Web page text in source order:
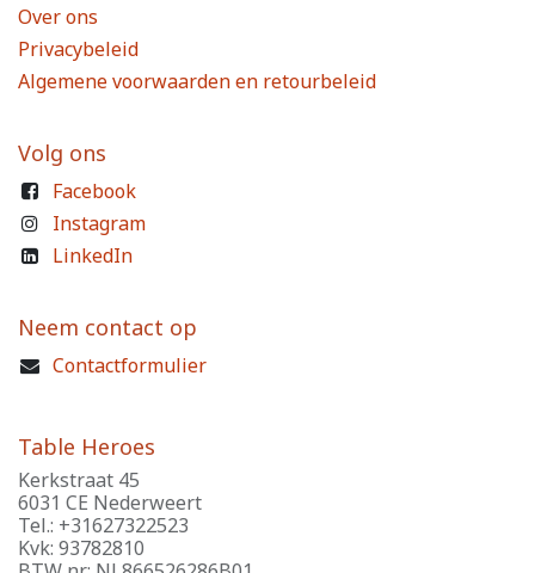
Over ons
Privacybeleid
Algemene voorwaarden en retourbeleid
Volg ons
Facebook
Instagram
LinkedIn
Neem contact op
Contactformulier
Table Heroes
Kerkstraat 45
6031 CE Nederweert
Tel.: +31627322523
Kvk: 93782810